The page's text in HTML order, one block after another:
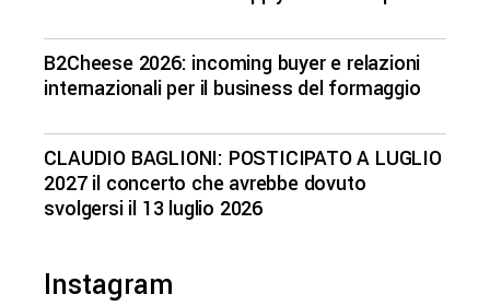
B2Cheese 2026: incoming buyer e relazioni
internazionali per il business del formaggio
CLAUDIO BAGLIONI: POSTICIPATO A LUGLIO
2027 il concerto che avrebbe dovuto
svolgersi il 13 luglio 2026
Instagram